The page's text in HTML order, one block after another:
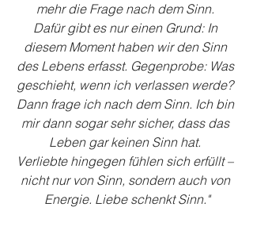
mehr die Frage nach dem Sinn.
Dafür gibt es nur einen Grund: In
diesem Moment haben wir den Sinn
des Lebens erfasst. Gegenprobe: Was
geschieht, wenn ich verlassen werde?
Dann frage ich nach dem Sinn. Ich bin
mir dann sogar sehr sicher, dass das
Leben gar keinen Sinn hat.
Verliebte hingegen fühlen sich erfüllt –
nicht nur von Sinn, sondern auch von
Energie. Liebe schenkt Sinn."